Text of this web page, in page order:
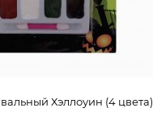
Хэллоуин (4 цвета)